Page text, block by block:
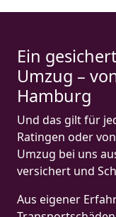
Ein
Umzug –
Hamburg
Und das gilt für
Ratingen oder
Umzug bei uns
versichert und
Aus eigener